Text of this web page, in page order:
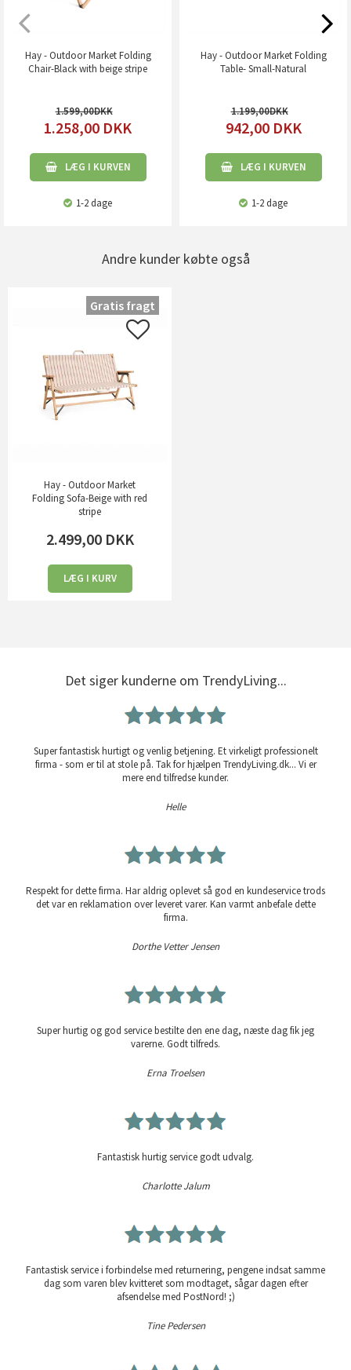
Hay - Outdoor Market Folding
Chair-Black with beige stripe
1.599,00
1.258,00 DKK
LÆG I KURVEN
1-2 dage
Hay - Outdoor Market Folding
Table- Small-Natural
1.199,00
942,00 DKK
LÆG I KURVEN
1-2 dage
Andre kunder købte også
Hay - Outdoor Market
Folding Sofa-Beige with red
stripe
2.499,00 DKK
LÆG I KURV
Gratis fragt
Det siger kunderne om TrendyLiving...
Super fantastisk hurtigt og venlig betjening. Et virkeligt professionelt
firma - som er til at stole på. Tak for hjælpen TrendyLiving.dk... Vi er
mere end tilfredse kunder.
Helle
Respekt for dette firma. Har aldrig oplevet så god en kundeservice trods
det var en reklamation over leveret varer. Kan varmt anbefale dette
firma.
Dorthe Vetter Jensen
Super hurtig og god service bestilte den ene dag, næste dag fik jeg
varerne. Godt tilfreds.
Erna Troelsen
Fantastisk hurtig service godt udvalg.
Charlotte Jalum
Fantastisk service i forbindelse med returnering, pengene indsat samme
dag som varen blev kvitteret som modtaget, sågar dagen efter
afsendelse med PostNord! ;)
Tine Pedersen